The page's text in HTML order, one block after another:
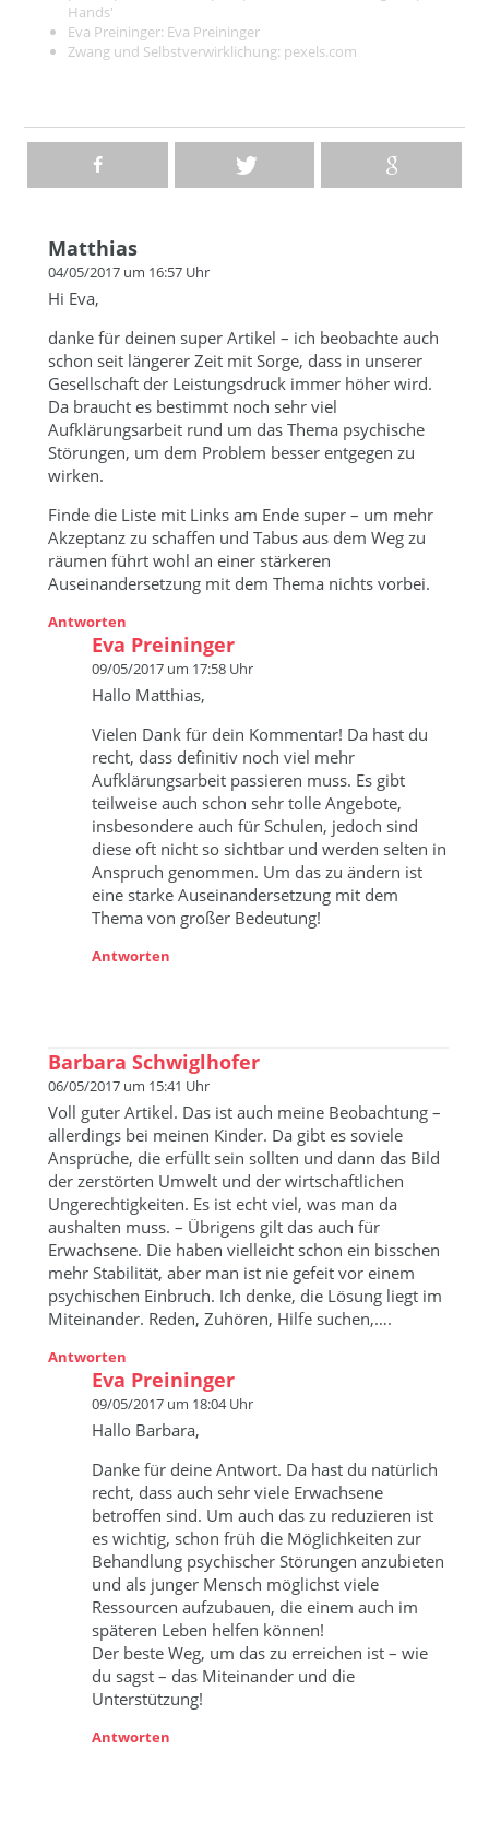
Hands'
Eva Preininger: Eva Preininger
Zwang und Selbstverwirklichung: pexels.com
Matthias
04/05/2017 um 16:57 Uhr
Hi Eva,
danke für deinen super Artikel – ich beobachte auch
schon seit längerer Zeit mit Sorge, dass in unserer
Gesellschaft der Leistungsdruck immer höher wird.
Da braucht es bestimmt noch sehr viel
Aufklärungsarbeit rund um das Thema psychische
Störungen, um dem Problem besser entgegen zu
wirken.
Finde die Liste mit Links am Ende super – um mehr
Akzeptanz zu schaffen und Tabus aus dem Weg zu
räumen führt wohl an einer stärkeren
Auseinandersetzung mit dem Thema nichts vorbei.
Antworten
Eva Preininger
09/05/2017 um 17:58 Uhr
Hallo Matthias,
Vielen Dank für dein Kommentar! Da hast du
recht, dass definitiv noch viel mehr
Aufklärungsarbeit passieren muss. Es gibt
teilweise auch schon sehr tolle Angebote,
insbesondere auch für Schulen, jedoch sind
diese oft nicht so sichtbar und werden selten in
Anspruch genommen. Um das zu ändern ist
eine starke Auseinandersetzung mit dem
Thema von großer Bedeutung!
Antworten
Barbara Schwiglhofer
06/05/2017 um 15:41 Uhr
Voll guter Artikel. Das ist auch meine Beobachtung –
allerdings bei meinen Kinder. Da gibt es soviele
Ansprüche, die erfüllt sein sollten und dann das Bild
der zerstörten Umwelt und der wirtschaftlichen
Ungerechtigkeiten. Es ist echt viel, was man da
aushalten muss. – Übrigens gilt das auch für
Erwachsene. Die haben vielleicht schon ein bisschen
mehr Stabilität, aber man ist nie gefeit vor einem
psychischen Einbruch. Ich denke, die Lösung liegt im
Miteinander. Reden, Zuhören, Hilfe suchen,….
Antworten
Eva Preininger
09/05/2017 um 18:04 Uhr
Hallo Barbara,
Danke für deine Antwort. Da hast du natürlich
recht, dass auch sehr viele Erwachsene
betroffen sind. Um auch das zu reduzieren ist
es wichtig, schon früh die Möglichkeiten zur
Behandlung psychischer Störungen anzubieten
und als junger Mensch möglichst viele
Ressourcen aufzubauen, die einem auch im
späteren Leben helfen können!
Der beste Weg, um das zu erreichen ist – wie
du sagst – das Miteinander und die
Unterstützung!
Antworten